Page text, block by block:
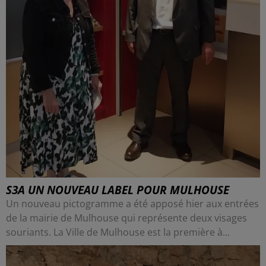
S3A UN NOUVEAU LABEL POUR MULHOUSE
Un nouveau pictogramme a été apposé hier aux entrées
de la mairie de Mulhouse qui représente deux visages
souriants. La Ville de Mulhouse est la première à...